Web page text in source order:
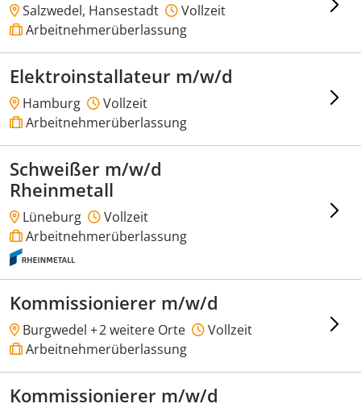
Salzwedel, Hansestadt
Vollzeit
Arbeitnehmerüberlassung
Elektroinstallateur m/w/d
Hamburg
Vollzeit
Arbeitnehmerüberlassung
Schweißer m/w/d
Rheinmetall
Lüneburg
Vollzeit
Arbeitnehmerüberlassung
Kommissionierer m/w/d
Burgwedel +2 weitere Orte
Vollzeit
Arbeitnehmerüberlassung
Kommissionierer m/w/d